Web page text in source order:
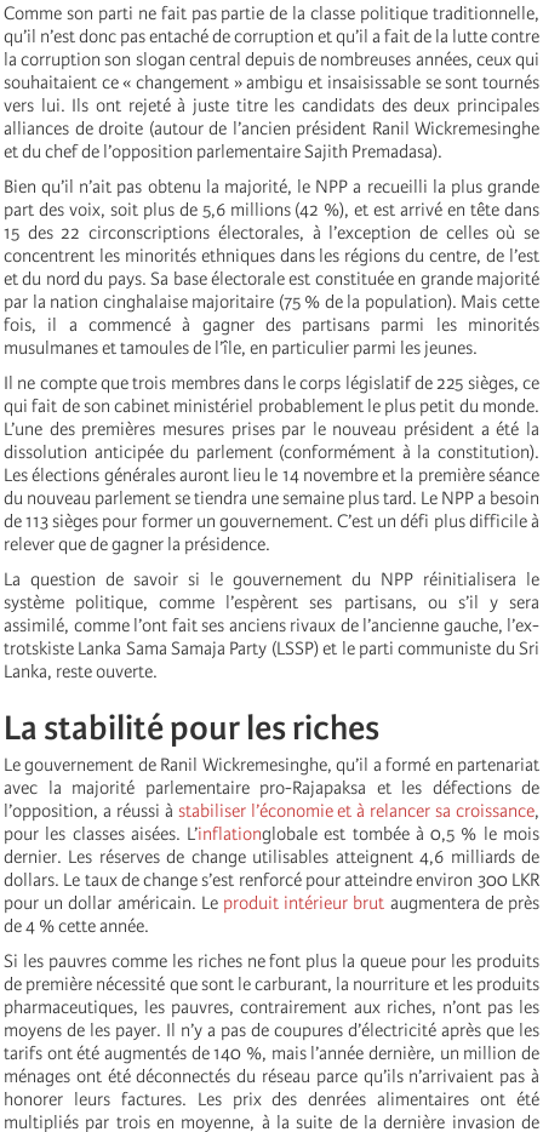
Comme son parti ne fait pas partie de la classe politique traditionnelle,
qu’il n’est donc pas entaché de corruption et qu’il a fait de la lutte contre
la corruption son slogan central depuis de nombreuses années, ceux qui
souhaitaient ce « changement » ambigu et insaisissable se sont tournés
vers lui. Ils ont rejeté à juste titre les candidats des deux principales
alliances de droite (autour de l’ancien président Ranil Wickremesinghe
et du chef de l’opposition parlementaire Sajith Premadasa).
Bien qu’il n’ait pas obtenu la majorité, le NPP a recueilli la plus grande
part des voix, soit plus de 5,6 millions (42 %), et est arrivé en tête dans
15 des 22 circonscriptions électorales, à l’exception de celles où se
concentrent les minorités ethniques dans les régions du centre, de l’est
et du nord du pays. Sa base électorale est constituée en grande majorité
par la nation cinghalaise majoritaire (75 % de la population). Mais cette
fois, il a commencé à gagner des partisans parmi les minorités
musulmanes et tamoules de l’île, en particulier parmi les jeunes.
Il ne compte que trois membres dans le corps législatif de 225 sièges, ce
qui fait de son cabinet ministériel probablement le plus petit du monde.
L’une des premières mesures prises par le nouveau président a été la
dissolution anticipée du parlement (conformément à la constitution).
Les élections générales auront lieu le 14 novembre et la première séance
du nouveau parlement se tiendra une semaine plus tard. Le NPP a besoin
de 113 sièges pour former un gouvernement. C’est un défi plus difficile à
relever que de gagner la présidence.
La question de savoir si le gouvernement du NPP réinitialisera le
système politique, comme l’espèrent ses partisans, ou s’il y sera
assimilé, comme l’ont fait ses anciens rivaux de l’ancienne gauche, l’ex-
trotskiste Lanka Sama Samaja Party (LSSP) et le parti communiste du Sri
Lanka, reste ouverte.
La stabilité pour les riches
Le gouvernement de Ranil Wickremesinghe, qu’il a formé en partenariat
avec la majorité parlementaire pro-Rajapaksa et les défections de
l’opposition, a réussi à stabiliser l’économie et à relancer sa croissance,
pour les classes aisées. L’inflationglobale est tombée à 0,5 % le mois
dernier. Les réserves de change utilisables atteignent 4,6 milliards de
dollars. Le taux de change s’est renforcé pour atteindre environ 300 LKR
pour un dollar américain. Le produit intérieur brut augmentera de près
de 4 % cette année.
Si les pauvres comme les riches ne font plus la queue pour les produits
de première nécessité que sont le carburant, la nourriture et les produits
pharmaceutiques, les pauvres, contrairement aux riches, n’ont pas les
moyens de les payer. Il n’y a pas de coupures d’électricité après que les
tarifs ont été augmentés de 140 %, mais l’année dernière, un million de
ménages ont été déconnectés du réseau parce qu’ils n’arrivaient pas à
honorer leurs factures. Les prix des denrées alimentaires ont été
multipliés par trois en moyenne, à la suite de la dernière invasion de